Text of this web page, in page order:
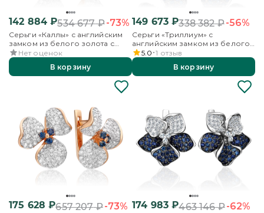
142 884 ₽534 677₽-73%
Серьги «Каллы» с английским
замком из белого золота с
бриллиантами и сапфирами
Нет оценок
В корзину
149 673 ₽338 382₽-56%
Серьги «Триллиум» с
английским замком из белого
золота с бриллиантами и
сапфирами
5.0 1 отзыв
В корзину
175 628 ₽657 207₽-73% 174 983 ₽463 146₽-62%